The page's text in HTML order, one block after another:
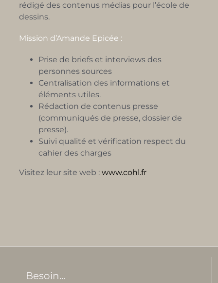
rédigé des contenus médias pour l’école de
dessins.
Mission d’Amande Epicée :
Prise de briefs et interviews des
personnes sources
Centralisation des informations et
éléments utiles.
Rédaction de contenus presse
(communiqués de presse, dossier de
presse).
Suivi qualité et vérification respect du
cahier des charges
Visitez leur site web : www.cohl.fr
Besoin...